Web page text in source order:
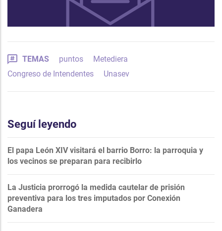
TEMAS puntos
Metediera
Congreso de Intendentes
Unasev
Seguí leyendo
El papa León XIV visitará el barrio Borro: la parroquia y
los vecinos se preparan para recibirlo
La Justicia prorrogó la medida cautelar de prisión
preventiva para los tres imputados por Conexión
Ganadera